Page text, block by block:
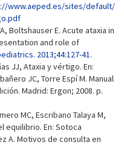
www.aeped.es/sites/default/
Boltshauser E. Acute ataxia in
and role of
2013;44:127-41.
JJ, Ataxia y vértigo. En:
JC, Torre Espí M. Manual
Madrid: Ergon; 2008. p.
MC, Escribano Talaya M,
equilibrio. En: Sotoca
A. Motivos de consulta en